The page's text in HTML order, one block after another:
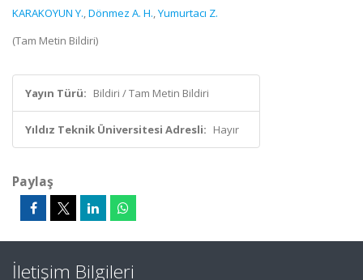
KARAKOYUN Y.,Dönmez A. H.,Yumurtacı Z.
(Tam Metin Bildiri)
Yayın Türü: Bildiri / Tam Metin Bildiri
Yıldız Teknik Üniversitesi Adresli: Hayır
Paylaş
İletişim Bilgileri